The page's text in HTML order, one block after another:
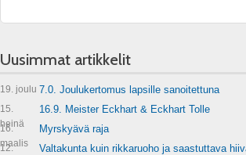
Uusimmat artikkelit
19. joulu 7.0. Joulukertomus lapsille sanoitettuna
15.
heinä
16.9. Meister Eckhart & Eckhart Tolle
16.
maalis
Myrskyävä raja
12.
Valtakunta kuin rikkaruoho ja saastuttava